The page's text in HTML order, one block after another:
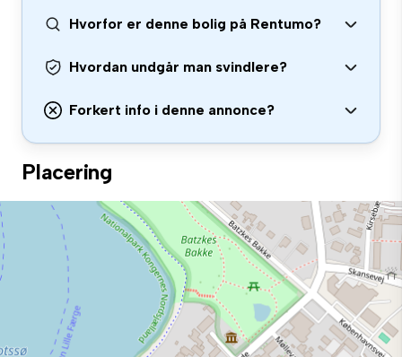
Hvorfor er denne bolig på Rentumo?
Hvordan undgår man svindlere?
Forkert info i denne annonce?
Placering